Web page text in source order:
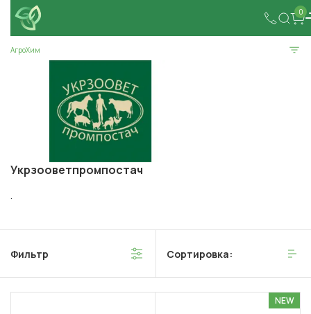
0
АгроХим
Укрзооветпромпостач
.
Фильтр Сортировка:
NEW